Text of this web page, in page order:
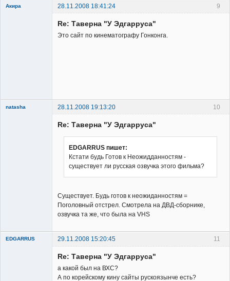
9
Акира 28.11.2008 18:41:24
Re: Таверна "У Эдгарруса"
Это сайт по кинематографу Гонконга.
10
natasha 28.11.2008 19:13:20
Re: Таверна "У Эдгарруса"
EDGARRUS пишет:
Кстати будь Готов к Неожидданностям -
существует ли русская озвучка этого фильма?
Существует. Будь готов к неожиданностям =
Поголовный отстрел. Смотрела на ДВД-сборнике,
озвучка та же, что была на VHS
11
EDGARRUS
29.11.2008 15:20:45
Re: Таверна "У Эдгарруса"
а какой был на ВХС?
А по корейскому кину сайты рускоязынче есть?